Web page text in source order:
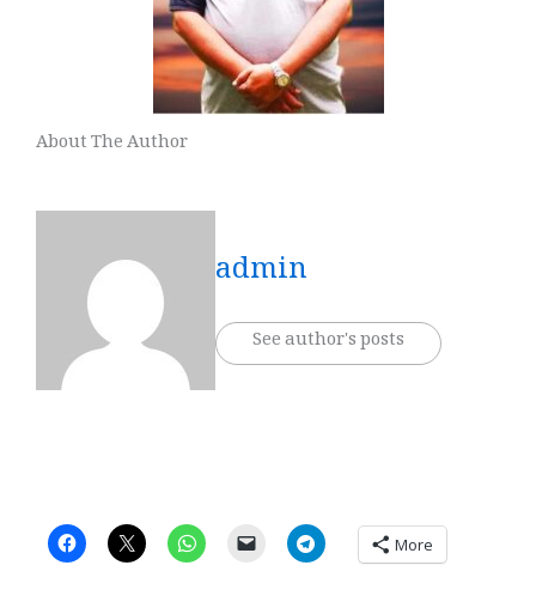
About The Author
admin
See author's posts
More